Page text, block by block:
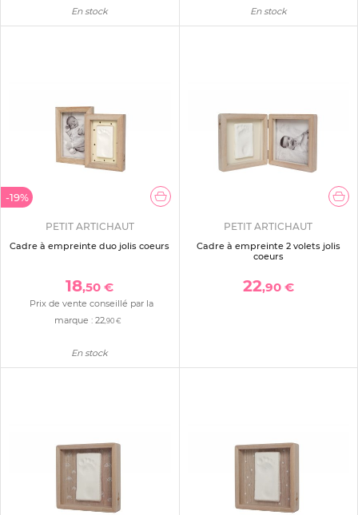
En stock En stock
-19%
PETIT ARTICHAUT
Cadre à empreinte duo jolis coeurs
18,50 €
Prix de vente conseillé par la
marque :22,90 €
En stock
PETIT ARTICHAUT
Cadre à empreinte 2 volets jolis
coeurs
22,90 €